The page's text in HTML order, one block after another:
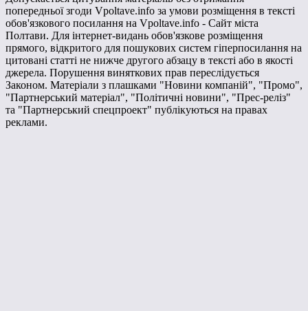
попередньої згоди Vpoltave.info за умови розміщення в тексті
обов'язкового посилання на Vpoltave.info - Сайт міста
Полтави. Для інтернет-видань обов'язкове розміщення
прямого, відкритого для пошукових систем гіперпосилання на
цитовані статті не нижче другого абзацу в тексті або в якості
джерела. Порушення виняткових прав переслідується
Законом. Матеріали з плашками "Новини компаній", "Промо",
"Партнерський матеріал", "Політичні новини", "Прес-реліз"
та "Партнерський спецпроект" публікуються на правах
реклами.